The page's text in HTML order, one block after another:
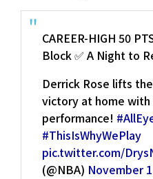
CAREER-HIGH 50
Block ✅ A Night to
Derrick Rose lifts the
victory at home
performance!
#ThisIsWhyWePlay
pic.twitter.com/
(@NBA) November